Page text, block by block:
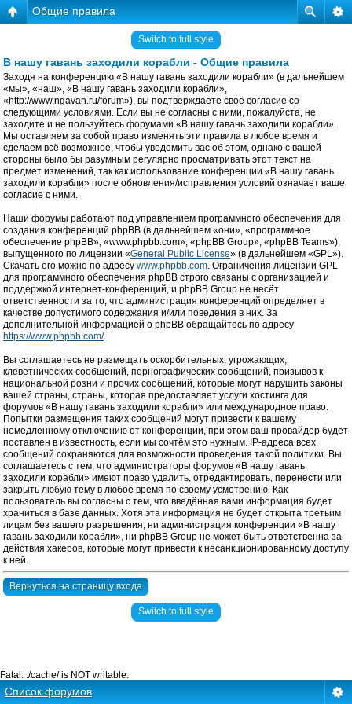
Общие правила
Switch to full style
В нашу гавань заходили корабли - Общие правила
Заходя на конференцию «В нашу гавань заходили корабли» (в дальнейшем
«мы», «наш», «В нашу гавань заходили корабли»,
«http://www.ngavan.ru/forum»), вы подтверждаете своё согласие со
следующими условиями. Если вы не согласны с ними, пожалуйста, не
заходите и не пользуйтесь форумами «В нашу гавань заходили корабли».
Мы оставляем за собой право изменять эти правила в любое время и
сделаем всё возможное, чтобы уведомить вас об этом, однако с вашей
стороны было бы разумным регулярно просматривать этот текст на
предмет изменений, так как использование конференции «В нашу гавань
заходили корабли» после обновления/исправления условий означает ваше
согласие с ними.
Наши форумы работают под управлением программного обеспечения для
создания конференций phpBB (в дальнейшем «они», «программное
обеспечение phpBB», «www.phpbb.com», «phpBB Group», «phpBB Teams»),
выпущенного по лицензии «General Public License» (в дальнейшем «GPL»).
Скачать его можно по адресу www.phpbb.com. Ограничения лицензии GPL
для программного обеспечения phpBB строго связаны с организацией и
поддержкой интернет-конференций, и phpBB Group не несёт
ответственности за то, что администрация конференций определяет в
качестве допустимого содержания и/или поведения в них. За
дополнительной информацией о phpBB обращайтесь по адресу
https://www.phpbb.com/.
Вы соглашаетесь не размещать оскорбительных, угрожающих,
клеветнических сообщений, порнографических сообщений, призывов к
национальной розни и прочих сообщений, которые могут нарушить законы
вашей страны, страны, которая предоставляет услуги хостинга для
форумов «В нашу гавань заходили корабли» или международное право.
Попытки размещения таких сообщений могут привести к вашему
немедленному отключению от конференции, при этом ваш провайдер будет
поставлен в известность, если мы сочтём это нужным. IP-адреса всех
сообщений сохраняются для возможности проведения такой политики. Вы
соглашаетесь с тем, что администраторы форумов «В нашу гавань
заходили корабли» имеют право удалить, отредактировать, перенести или
закрыть любую тему в любое время по своему усмотрению. Как
пользователь вы согласны с тем, что введённая вами информация будет
храниться в базе данных. Хотя эта информация не будет открыта третьим
лицам без вашего разрешения, ни администрация конференции «В нашу
гавань заходили корабли», ни phpBB Group не может быть ответственна за
действия хакеров, которые могут привести к несанкционированному доступу
к ней.
Вернуться на страницу входа
Switch to full style
Список форумов
Fatal: ./cache/ is NOT writable.